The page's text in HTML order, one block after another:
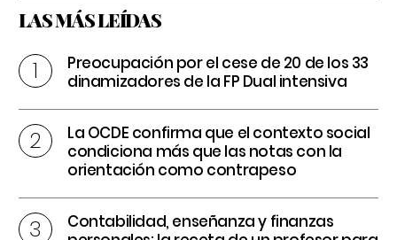
LAS MÁS LEÍDAS
Preocupación por el cese de 20 de los 33
dinamizadores de la FP Dual intensiva
La OCDE confirma que el contexto social
condiciona más que las notas con la
orientación como contrapeso
Contabilidad, enseñanza y finanzas